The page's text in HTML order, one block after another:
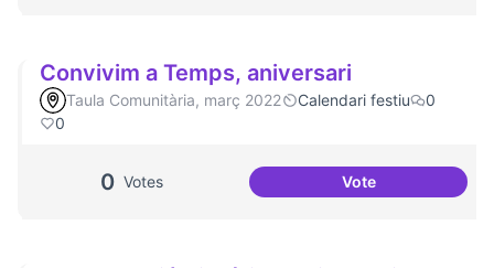
Convivim a Temps, aniversari
Taula Comunitària, març 2022 Calendari festiu
0
0
0 Votes VoteConvivim a